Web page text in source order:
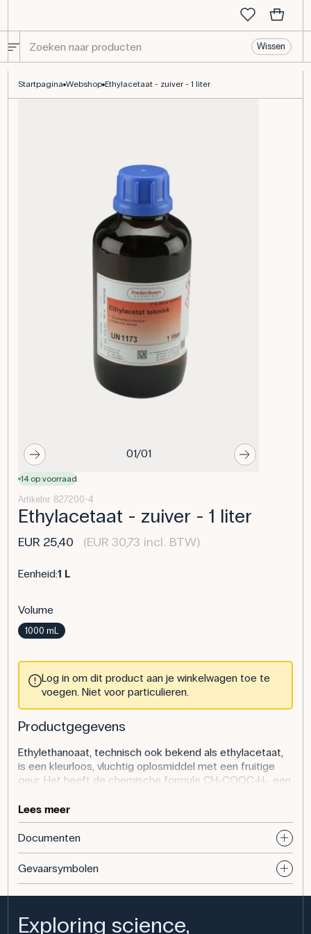
Wissen
Startpagina Webshop Ethylacetaat - zuiver - 1 liter
01/01
14 op voorraad
Artikelnr. 827200-4
Ethylacetaat - zuiver - 1 liter
EUR 25,40 (EUR 30,73 incl. BTW)
Eenheid:1 L
Volume
1000 mL
Log in om dit product aan je winkelwagen toe te
voegen. Niet voor particulieren.
Productgegevens
Ethylethanoaat, technisch ook bekend als ethylacetaat,
is een kleurloos, vluchtig oplosmiddel met een fruitige
geur. Het heeft de chemische formule CH₃COOC₂H₅, een
geleverd en is geregistreerd onder CAS-nummer 141-78-
6. Ethylacetaat is ontvlambaar en moet worden bewaard
in goed gesloten verpakkingen uit de buurt van
ontstekingsbronnen.
Gebruik van het product
In het onderwijs wordt ethylacetaat gebruikt als
het bijvoorbeeld gebruiken voor vloeistof-vloeistof
Lees meer
Documenten
Gevaarsymbolen
Exploring science,